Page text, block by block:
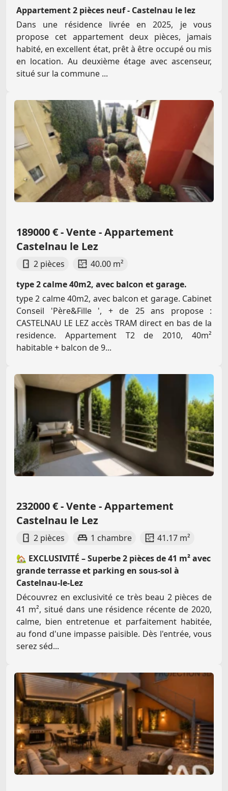
Appartement 2 pièces neuf - Castelnau le lez
Dans une résidence livrée en 2025, je vous
propose cet appartement deux pièces, jamais
habité, en excellent état, prêt à être occupé ou mis
en location. Au deuxième étage avec ascenseur,
situé sur la commune ...
189000 € - Vente - Appartement
Castelnau le Lez
2 pièces
40.00 m²
type 2 calme 40m2, avec balcon et garage.
type 2 calme 40m2, avec balcon et garage. Cabinet
Conseil 'Père&Fille ', + de 25 ans propose :
CASTELNAU LE LEZ accès TRAM direct en bas de la
residence. Appartement T2 de 2010, 40m²
habitable + balcon de 9...
232000 € - Vente - Appartement
Castelnau le Lez
2 pièces 1 chambre
41.17 m²
🏡 EXCLUSIVITÉ – Superbe 2 pièces de 41 m² avec
grande terrasse et parking en sous-sol à
Castelnau-le-Lez
Découvrez en exclusivité ce très beau 2 pièces de
41 m², situé dans une résidence récente de 2020,
calme, bien entretenue et parfaitement habitée,
au fond d'une impasse paisible. Dès l'entrée, vous
serez séd...